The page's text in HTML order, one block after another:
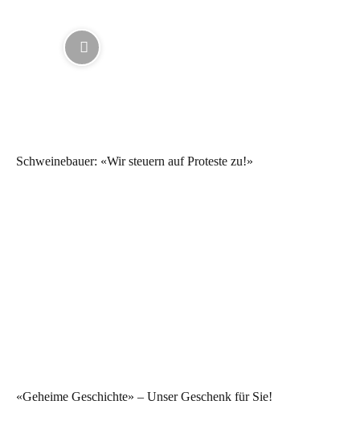
Schweinebauer: «Wir steuern auf Proteste zu!»
«Geheime Geschichte» – Unser Geschenk für Sie!